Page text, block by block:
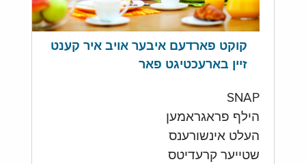
קוקט פארדעם איבער אויב איר קענט
זיין בארעכטיגט פאר
SNAP
הילף פראגראמען
העלט אינשורענס
שטייער קרעדיטס